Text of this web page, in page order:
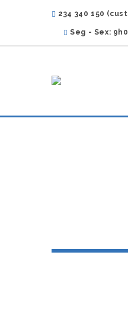
234 340 150
Seg - Sex: